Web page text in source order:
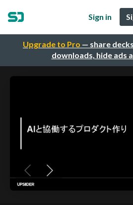
Upgrade to Pro — share
downloads, hide ads
Sign in